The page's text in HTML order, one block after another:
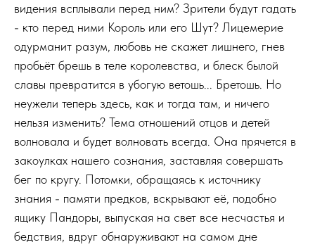
видения всплывали перед ним? Зрители будут гадать
- кто перед ними Король или его Шут? Лицемерие
одурманит разум, любовь не скажет лишнего, гнев
пробьёт брешь в теле королевства, и блеск былой
славы превратится в убогую ветошь... Бретошь. Но
неужели теперь здесь, как и тогда там, и ничего
нельзя изменить? Тема отношений отцов и детей
волновала и будет волновать всегда. Она прячется в
закоулках нашего сознания, заставляя совершать
бег по кругу. Потомки, обращаясь к источнику
знания - памяти предков, вскрывают её, подобно
ящику Пандоры, выпуская на свет все несчастья и
бедствия, вдруг обнаруживают на самом дне